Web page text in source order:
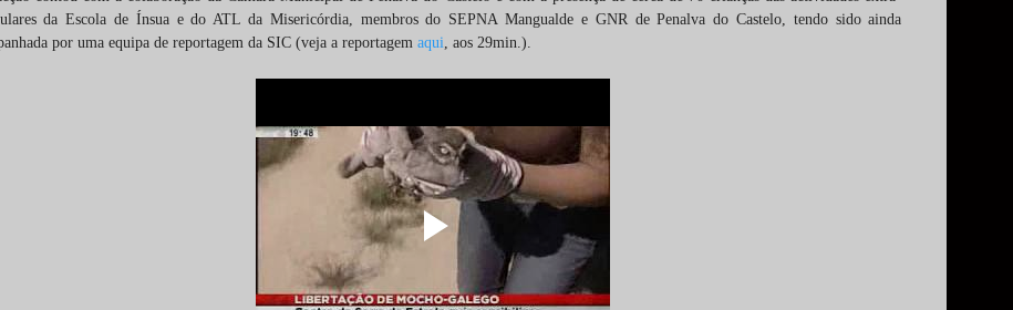
da Escola de Ínsua e do ATL da Misericórdia, membros do SEPNA Mangualde e GNR de Penalva do Castelo, tendo sido ainda
por uma equipa de reportagem da SIC (veja a reportagem aqui , aos 29min.).